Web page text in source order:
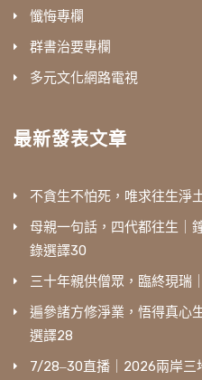
懺悔專欄
群書治要專欄
多元文化網路電視
最新發表文章
不貪生不怕死，唯求往生淨
母親一句話，四代都往生｜
錄選譯30
三十年親供僧眾，臨終現瑞
遍參諸方修淨業，悟得真心
選譯28
7/28‒30直播｜2026兩岸三